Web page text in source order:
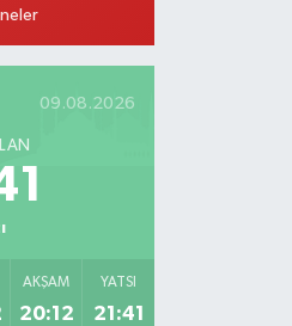
No:75 Ulubey
Sivaslı Uşak
09.08.2026
AKŞAM
20:12
YATSI
21:41